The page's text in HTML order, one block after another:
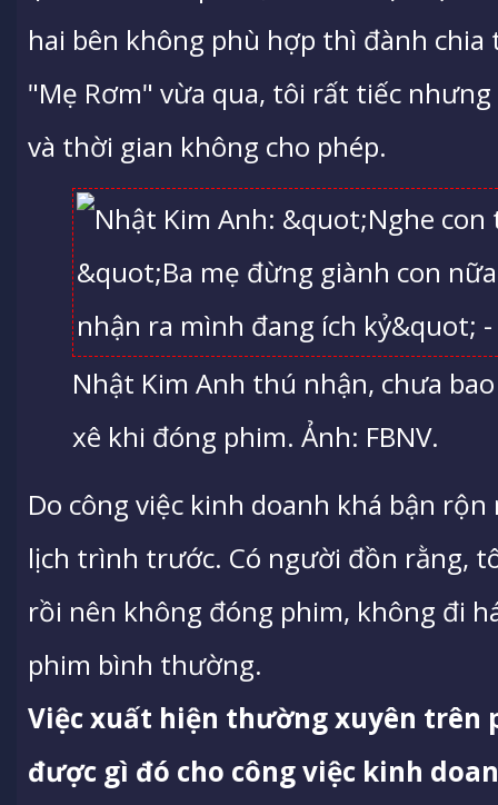
hai bên không phù hợp thì đành
"Mẹ Rơm" vừa qua, tôi rất tiếc
và thời gian không cho phép.
Nhật Kim Anh thú nhận, chưa
xê khi đóng phim. Ảnh: FBNV.
Do công việc kinh doanh khá bận
lịch trình trước. Có người đồn rằng,
rồi nên không đóng phim, không đi
phim bình thường.
Việc xuất hiện thường xuyên trên
được gì đó cho công việc kinh